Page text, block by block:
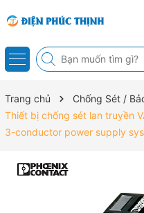
Trang chủ Chống Sét /
Thiết bị chống sét lan truyền
3-conductor power supply